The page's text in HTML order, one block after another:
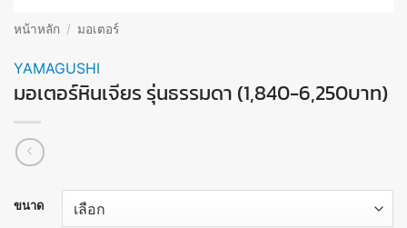
หน้าหลัก / มอเตอร์
YAMAGUSHI
มอเตอร์หินเจียร รุ่นธรรมดา (1,840-6,250บาท)
ขนาด